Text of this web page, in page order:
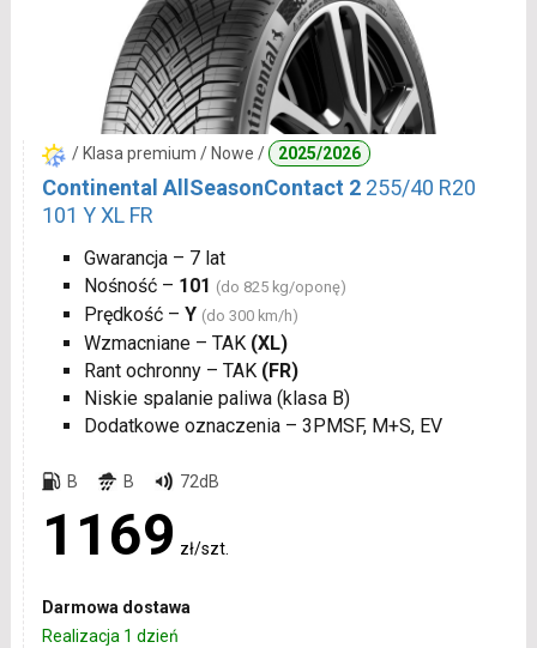
/ Klasa premium / Nowe / 2025/2026
Continental AllSeasonContact 2 255/40 R20
101 Y XL FR
Gwarancja – 7 lat
Nośność – 101 (do 825 kg/oponę)
Prędkość – Y (do 300 km/h)
Wzmacniane – TAK (XL)
Rant ochronny – TAK (FR)
Niskie spalanie paliwa (klasa B)
Dodatkowe oznaczenia – 3PMSF, M+S, EV
B B 72dB
1169 zł/szt.
Darmowa dostawa
Realizacja 1 dzień